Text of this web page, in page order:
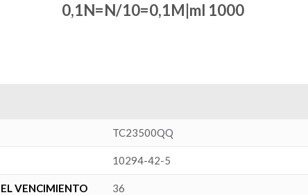
0,1N=N/10=0,1M|ml 1000
TC23500QQ
10294-42-5
VENCIMIENTO 36